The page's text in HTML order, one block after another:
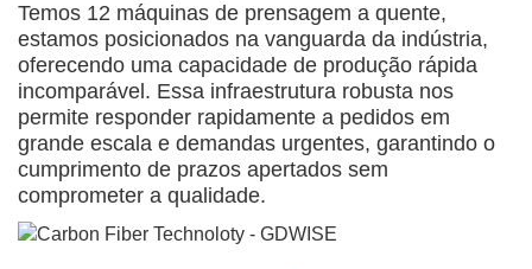
Temos 12 máquinas de prensagem a quente,
estamos posicionados na vanguarda da indústria,
oferecendo uma capacidade de produção rápida
incomparável. Essa infraestrutura robusta nos
permite responder rapidamente a pedidos em
grande escala e demandas urgentes, garantindo o
cumprimento de prazos apertados sem
comprometer a qualidade.